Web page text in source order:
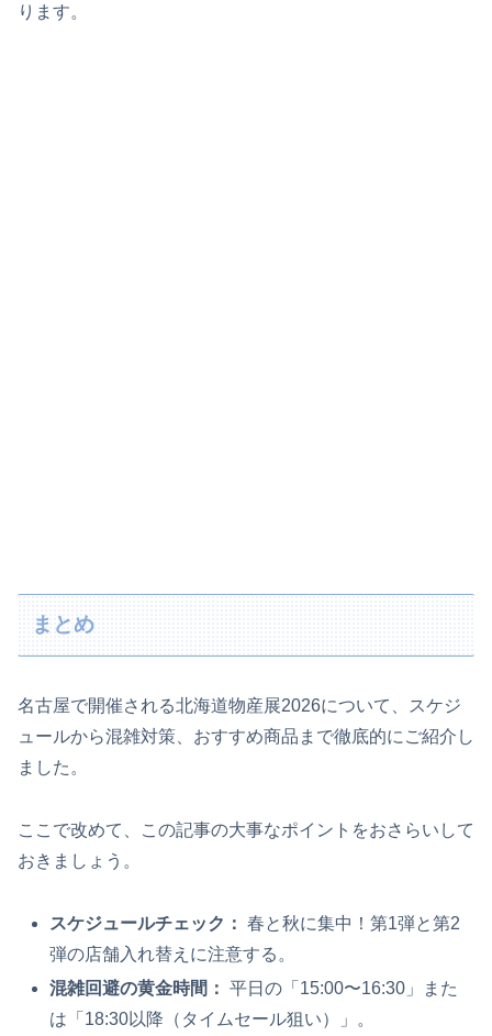
ります。
まとめ
名古屋で開催される北海道物産展2026について、スケジ
ュールから混雑対策、おすすめ商品まで徹底的にご紹介し
ました。
ここで改めて、この記事の大事なポイントをおさらいして
おきましょう。
スケジュールチェック： 春と秋に集中！第1弾と第2
弾の店舗入れ替えに注意する。
混雑回避の黄金時間： 平日の「15:00〜16:30」また
は「18:30以降（タイムセール狙い）」。